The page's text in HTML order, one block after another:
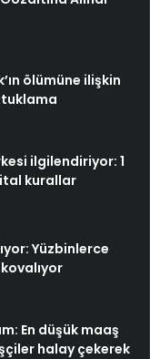
ölümüne ilişkin
ilgilendiriyor: 1
kurallar
Yüzbinlerce
En düşük maaş
işçiler halay çekerek